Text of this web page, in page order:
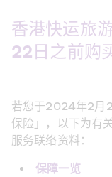
香港快运旅
22日之前购
若您于2024年2月
保险」，以下为有
服务联络资料：
保障一览